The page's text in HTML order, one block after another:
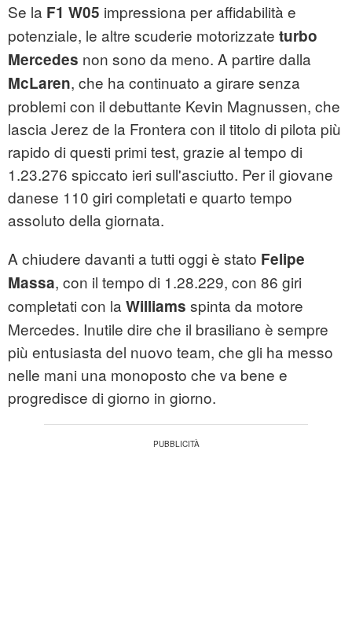
Se la F1 W05 impressiona per affidabilità e
potenziale, le altre scuderie motorizzate turbo
Mercedes non sono da meno. A partire dalla
McLaren, che ha continuato a girare senza
problemi con il debuttante Kevin Magnussen, che
lascia Jerez de la Frontera con il titolo di pilota più
rapido di questi primi test, grazie al tempo di
1.23.276 spiccato ieri sull'asciutto. Per il giovane
danese 110 giri completati e quarto tempo
assoluto della giornata.
A chiudere davanti a tutti oggi è stato Felipe
Massa, con il tempo di 1.28.229, con 86 giri
completati con la Williams spinta da motore
Mercedes. Inutile dire che il brasiliano è sempre
più entusiasta del nuovo team, che gli ha messo
nelle mani una monoposto che va bene e
progredisce di giorno in giorno.